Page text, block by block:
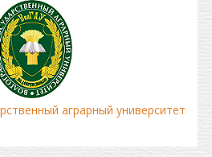
аграрный университет